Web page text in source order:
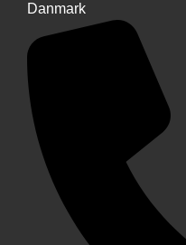
Danmark